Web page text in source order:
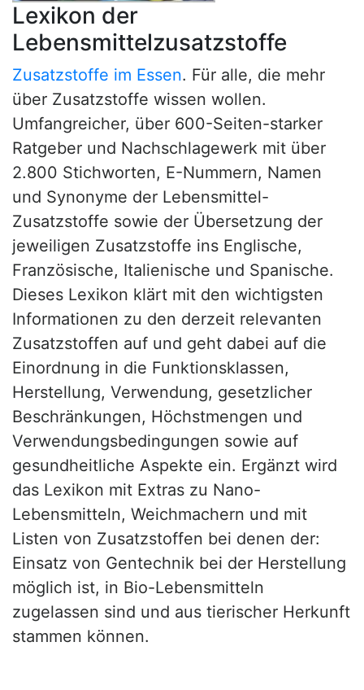
Lexikon der
Lebensmittelzusatzstoffe
Zusatzstoffe im Essen. Für alle, die mehr
über Zusatzstoffe wissen wollen.
Umfangreicher, über 600-Seiten-starker
Ratgeber und Nachschlagewerk mit über
2.800 Stichworten, E-Nummern, Namen
und Synonyme der Lebensmittel-
Zusatzstoffe sowie der Übersetzung der
jeweiligen Zusatzstoffe ins Englische,
Französische, Italienische und Spanische.
Dieses Lexikon klärt mit den wichtigsten
Informationen zu den derzeit relevanten
Zusatzstoffen auf und geht dabei auf die
Einordnung in die Funktionsklassen,
Herstellung, Verwendung, gesetzlicher
Beschränkungen, Höchstmengen und
Verwendungsbedingungen sowie auf
gesundheitliche Aspekte ein. Ergänzt wird
das Lexikon mit Extras zu Nano-
Lebensmitteln, Weichmachern und mit
Listen von Zusatzstoffen bei denen der:
Einsatz von Gentechnik bei der Herstellung
möglich ist, in Bio-Lebensmitteln
zugelassen sind und aus tierischer Herkunft
stammen können.